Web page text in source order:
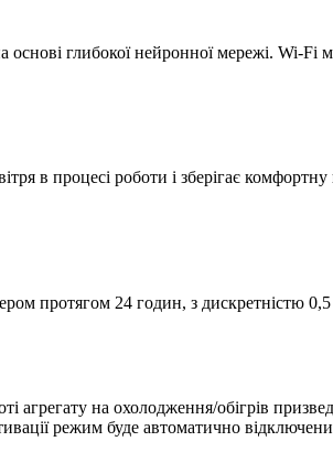
глибокої нейронної мережі. Wi-Fi
в процесі роботи і зберігає
протягом 24 годин, з дискретністю
на охолодження/обігрів
режим буде автоматично